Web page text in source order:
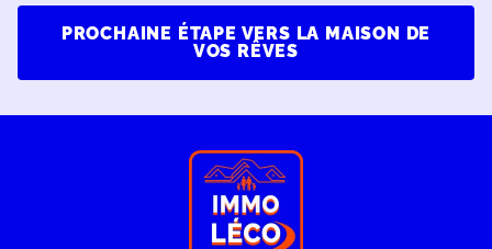
PROCHAINE ÉTAPE VERS LA MAISON DE
VOS RÊVES